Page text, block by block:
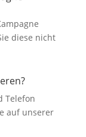
diese nicht
Telefon
auf unserer